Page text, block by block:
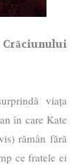
viața
în care Kate
rămân fără
ce fratele ei